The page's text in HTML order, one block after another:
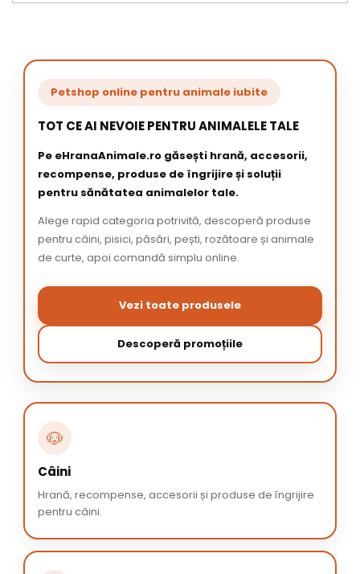
Petshop online pentru animale iubite
TOT CE AI NEVOIE PENTRU ANIMALELE TALE
Pe eHranaAnimale.ro găsești hrană, accesorii,
recompense, produse de îngrijire și soluții
pentru sănătatea animalelor tale.
Alege rapid categoria potrivită, descoperă produse
pentru câini, pisici, păsări, pești, rozătoare și animale
de curte, apoi comandă simplu online.
Vezi toate produsele
Descoperă promoțiile
🐶
Câini
Hrană, recompense, accesorii și produse de îngrijire
pentru câini.